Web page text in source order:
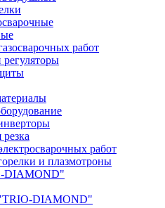
работ
работ
и плазмотроны
DIAMOND"
DIAMOND"